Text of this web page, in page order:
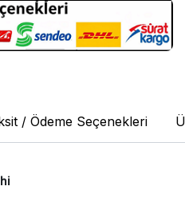
/ Ödeme Seçenekleri